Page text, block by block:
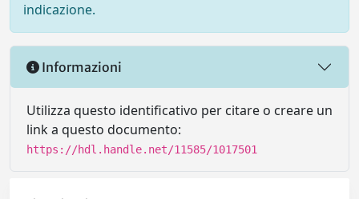
indicazione.
Informazioni
Utilizza questo identificativo per citare o creare un
link a questo documento:
https://hdl.handle.net/11585/1017501